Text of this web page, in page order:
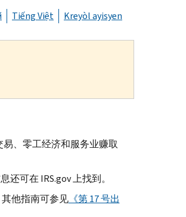
Tiếng Việt Kreyòl ayisyen
、零工经济和服务业赚取
还可在 IRS.gov上找到。
他指南可参见《第 17 号出